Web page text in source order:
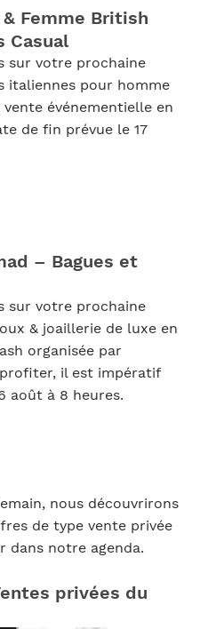
Femme British
Casual
sur votre prochaine
italiennes pour homme
événementielle en
de fin prévue le 17
– Bagues et
sur votre prochaine
& joaillerie de luxe en
organisée par
il est impératif
août à 8 heures.
nous découvrirons
de type vente privée
dans notre agenda.
privées du